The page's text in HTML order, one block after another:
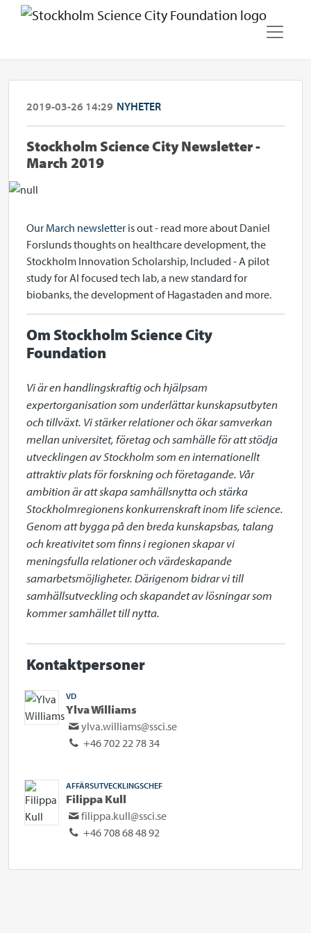
2019-03-26 14:29 NYHETER
Stockholm Science City Newsletter -
March 2019
Our March newsletter is out - read more about Daniel
Forslunds thoughts on healthcare development, the
Stockholm Innovation Scholarship, Included - A pilot
study for AI focused tech lab, a new standard for
biobanks, the development of Hagastaden and more.
Om Stockholm Science City
Foundation
Vi är en handlingskraftig och hjälpsam
expertorganisation som underlättar kunskapsutbyten
och tillväxt. Vi stärker relationer och ökar samverkan
mellan universitet, företag och samhälle för att stödja
utvecklingen av Stockholm som en internationellt
attraktiv plats för forskning och företagande. Vår
ambition är att skapa samhällsnytta och stärka
Stockholmregionens konkurrenskraft inom life science.
Genom att bygga på den breda kunskapsbas, talang
och kreativitet som finns i regionen skapar vi
meningsfulla relationer och värdeskapande
samarbetsmöjligheter. Därigenom bidrar vi till
samhällsutveckling och skapandet av lösningar som
kommer samhället till nytta.
Kontaktpersoner
VD
Ylva Williams
ylva.williams@ssci.se
+46 702 22 78 34
AFFÄRSUTVECKLINGSCHEF
Filippa Kull
filippa.kull@ssci.se
+46 708 68 48 92